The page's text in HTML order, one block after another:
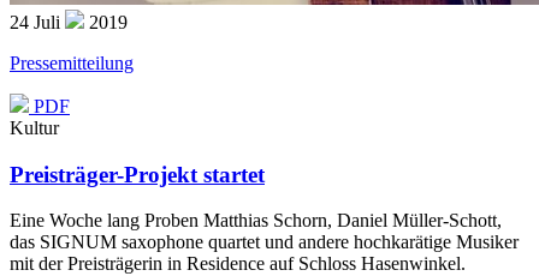
24 Juli
2019
Pressemitteilung
PDF
Kultur
Preisträger-Projekt startet
Eine Woche lang Proben Matthias Schorn, Daniel Müller-Schott,
das SIGNUM saxophone quartet und andere hochkarätige Musiker
mit der Preisträgerin in Residence auf Schloss Hasenwinkel.